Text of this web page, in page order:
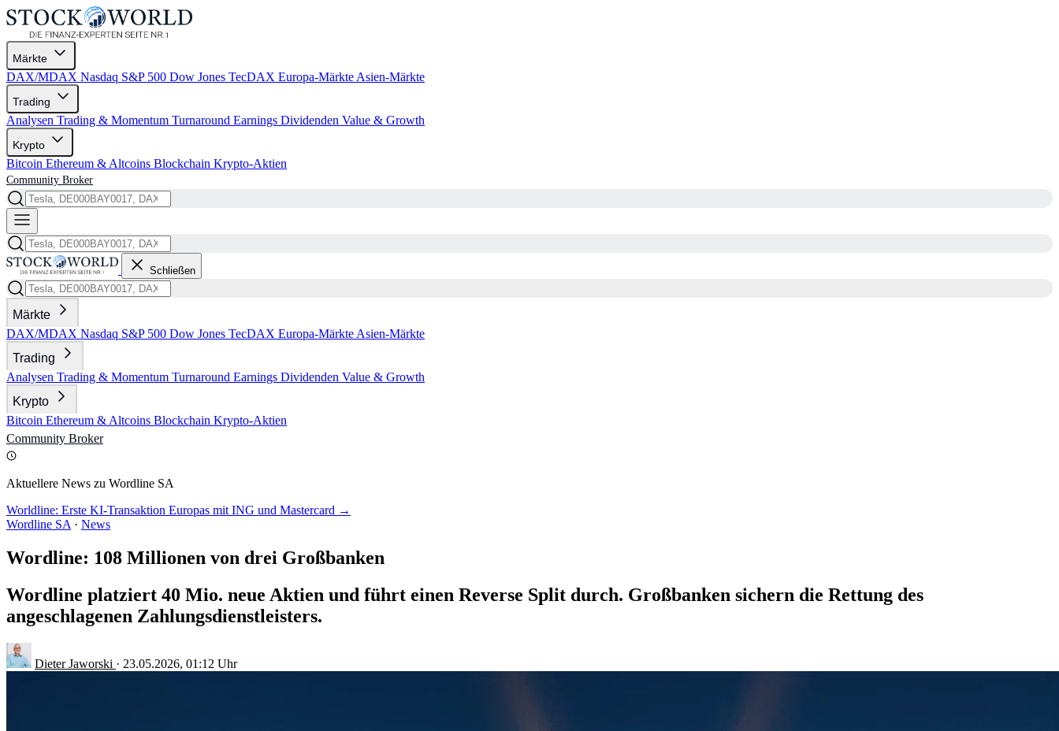
Märkte
DAX/MDAX Nasdaq S&P 500 Dow Jones TecDAX Europa-Märkte Asien-Märkte
Trading
Analysen Trading & Momentum Turnaround Earnings Dividenden Value & Growth
Krypto
Bitcoin Ethereum & Altcoins Blockchain Krypto-Aktien
Community Broker
Schließen
Märkte
DAX/MDAX Nasdaq S&P 500 Dow Jones TecDAX Europa-Märkte Asien-Märkte
Trading
Analysen Trading & Momentum Turnaround Earnings Dividenden Value & Growth
Krypto
Bitcoin Ethereum & Altcoins Blockchain Krypto-Aktien
Community Broker
Aktuellere News zu Wordline SA
Worldline: Erste KI-Transaktion Europas mit ING und Mastercard →
Wordline SA · News
Wordline: 108 Millionen von drei Großbanken
Wordline platziert 40 Mio. neue Aktien und führt einen Reverse Split durch. Großbanken sichern die Rettung des
angeschlagenen Zahlungsdienstleisters.
Dieter Jaworski · 23.05.2026, 01:12 Uhr